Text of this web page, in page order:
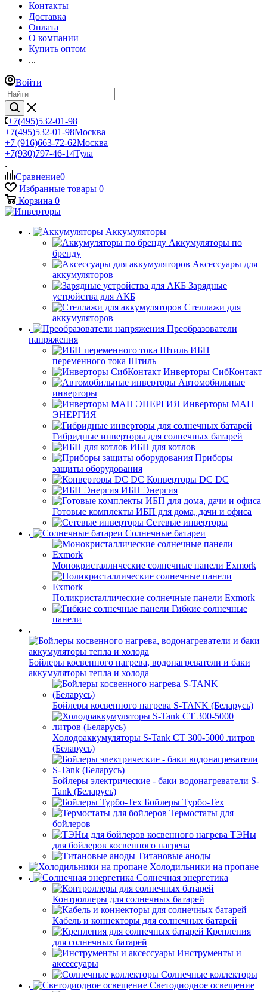
Контакты
Доставка
Оплата
О компании
Купить оптом
...
Войти
+7(495)532-01-98
+7(495)532-01-98Москва
+7 (916)663-72-62Москва
+7(930)797-46-14Тула
Сравнение0
Избранные товары 0
Корзина 0
Аккумуляторы
Аккумуляторы по
бренду
Аксессуары для
аккумуляторов
Зарядные
устройства для АКБ
Стеллажи для
аккумуляторов
Преобразователи
напряжения
ИБП
переменного тока Штиль
Инверторы СибКонтакт
Автомобильные
инверторы
Инверторы МАП
ЭНЕРГИЯ
Гибридные инверторы для солнечных батарей
ИБП для котлов
Приборы
защиты оборудования
Конверторы DC DC
ИБП Энергия
Готовые комплекты ИБП для дома, дачи и офиса
Сетевые инверторы
Солнечные батареи
Монокристаллические солнечные панели Exmork
Поликристаллические солнечные панели Exmork
Гибкие солнечные
панели
Бойлеры косвенного нагрева, водонагреватели и баки
аккумуляторы тепла и холода
Бойлеры косвенного нагрева S-TANK (Беларусь)
Холодоаккумуляторы S-Tank СТ 300-5000 литров
(Беларусь)
Бойлеры электрические - баки водонагреватели S-
Tank (Беларусь)
Бойлеры Турбо-Тех
Термостаты для
бойлеров
ТЭНы
для бойлеров косвенного нагрева
Титановые аноды
Холодильники на пропане
Солнечная энергетика
Контроллеры для солнечных батарей
Кабель и коннекторы для солнечных батарей
Крепления
для солнечных батарей
Инструменты и
аксессуары
Солнечные коллекторы
Светодиодное освещение